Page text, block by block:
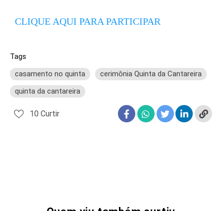
CLIQUE AQUI PARA PARTICIPAR
Tags
casamento no quinta
cerimônia Quinta da Cantareira
quinta da cantareira
10 Curtir